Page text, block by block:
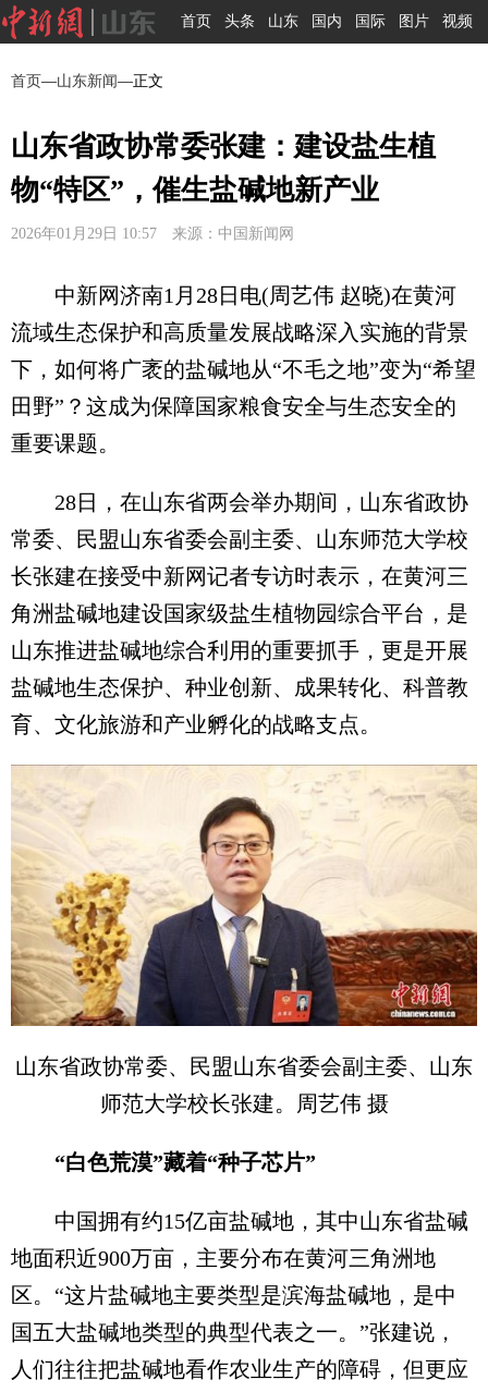
首页 头条 山东 国内 国际 图片 视频
首页—山东新闻—正文
山东省政协常委张建：建设盐生植
物“特区”，催生盐碱地新产业
2026年01月29日 10:57 来源：中国新闻网
中新网济南1月28日电(周艺伟 赵晓)在黄河
流域生态保护和高质量发展战略深入实施的背景
下，如何将广袤的盐碱地从“不毛之地”变为“希望
田野”？这成为保障国家粮食安全与生态安全的
重要课题。
28日，在山东省两会举办期间，山东省政协
常委、民盟山东省委会副主委、山东师范大学校
长张建在接受中新网记者专访时表示，在黄河三
角洲盐碱地建设国家级盐生植物园综合平台，是
山东推进盐碱地综合利用的重要抓手，更是开展
盐碱地生态保护、种业创新、成果转化、科普教
育、文化旅游和产业孵化的战略支点。
山东省政协常委、民盟山东省委会副主委、山东
师范大学校长张建。周艺伟 摄
“白色荒漠”藏着“种子芯片”
中国拥有约15亿亩盐碱地，其中山东省盐碱
地面积近900万亩，主要分布在黄河三角洲地
区。“这片盐碱地主要类型是滨海盐碱地，是中
国五大盐碱地类型的典型代表之一。”张建说，
人们往往把盐碱地看作农业生产的障碍，但更应